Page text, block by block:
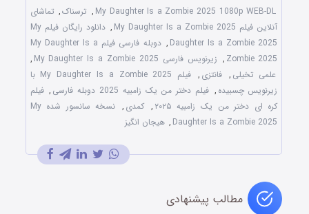
My Daughter Is a Zombie 2025 1080p WEB-DL
, ترسناک, تماشای
آنلاین فیلم My Daughter Is a Zombie 2025
,
دانلود رایگان فیلم My
Daughter Is a Zombie 2025
,
دوبله فارسی فیلم My Daughter Is a
Zombie 2025
, زیرنویس فارسی My Daughter Is a Zombie 2025
,
علمی تخیلی , فانتزی ,
فیلم My Daughter Is a Zombie 2025 با
زیرنویس چسبیده , فیلم دختر من یک زامبیه 2025 دوبله فارسی , فیلم
کره ای دختر من یک زامبیه ۲۰۲۵
, کمدی ,
نسخه سانسور شده My
Daughter Is a Zombie 2025
, هیجان انگیز
مطالب پیشنهادی